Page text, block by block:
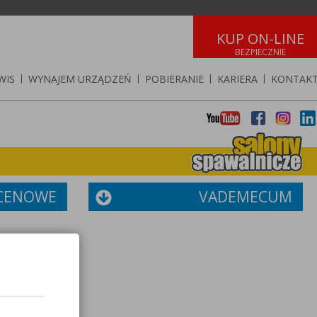
KUP ON-LINE
| WYNAJEM URZĄDZEŃ | POBIERANIE | KARIERA |
VADEMECUM